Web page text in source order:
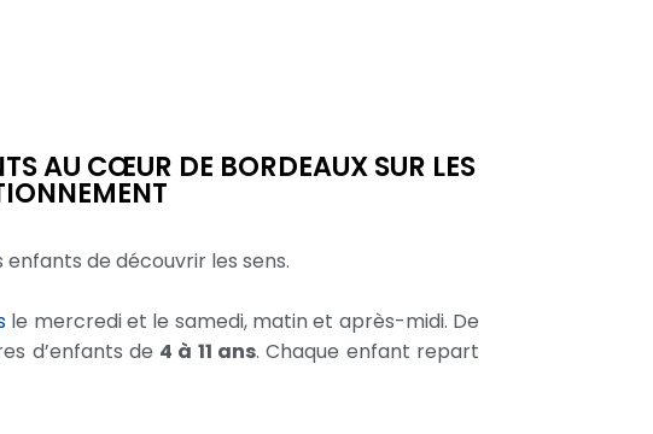
AU CŒUR DE BORDEAUX SUR LES
de découvrir les sens.
le mercredi et le samedi, matin et après-midi. De
d’enfants de 4 à 11 ans. Chaque enfant repart